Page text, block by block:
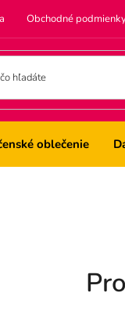
Obchodné
oblečenie